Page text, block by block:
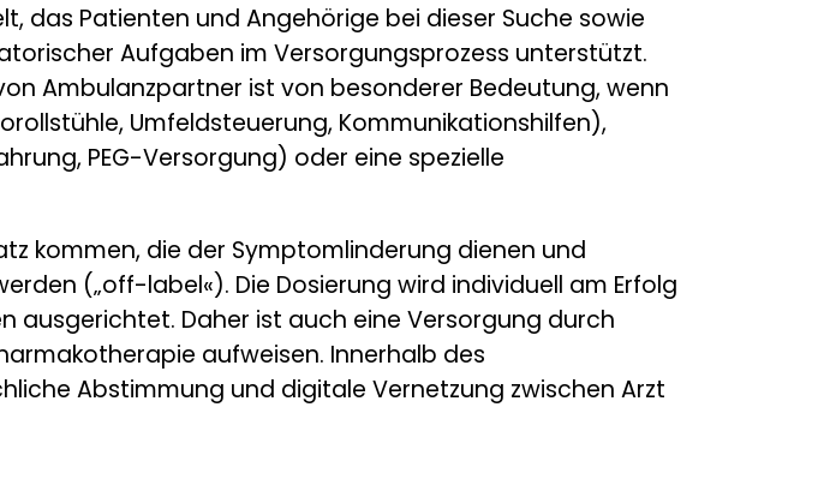
das Patienten und Angehörige bei dieser Suche sowie
Aufgaben im Versorgungsprozess unterstützt.
Ambulanzpartner ist von besonderer Bedeutung, wenn
Umfeldsteuerung, Kommunikationshilfen),
PEG-Versorgung) oder eine spezielle
kommen, die der Symptomlinderung dienen und
(„off-label«). Die Dosierung wird individuell am Erfolg
ausgerichtet. Daher ist auch eine Versorgung durch
aufweisen. Innerhalb des
Abstimmung und digitale Vernetzung zwischen Arzt